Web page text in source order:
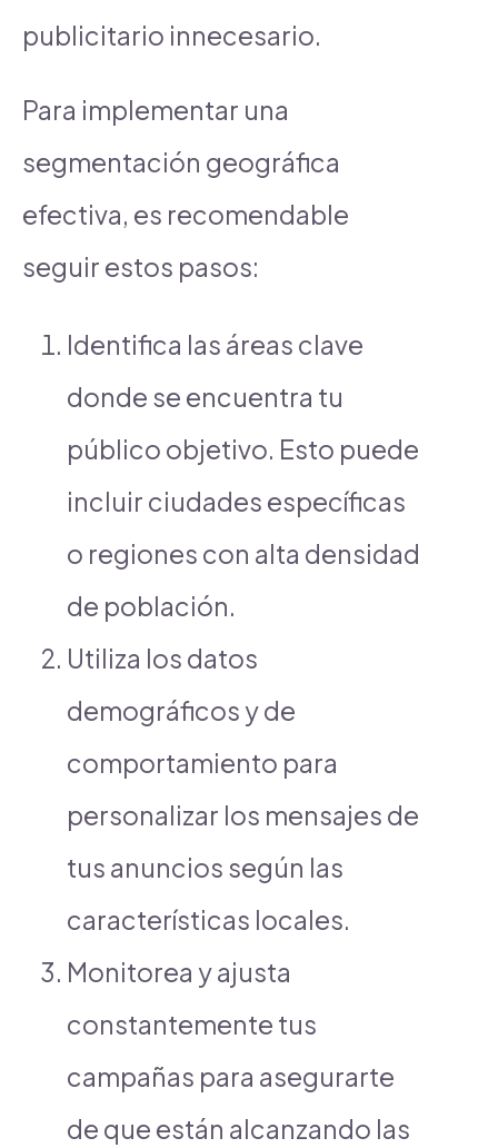
publicitario innecesario.
Para implementar una
segmentación geográfica
efectiva, es recomendable
seguir estos pasos:
Identifica las áreas clave
donde se encuentra tu
público objetivo. Esto puede
incluir ciudades específicas
o regiones con alta densidad
de población.
Utiliza los datos
demográficos y de
comportamiento para
personalizar los mensajes de
tus anuncios según las
características locales.
Monitorea y ajusta
constantemente tus
campañas para asegurarte
de que están alcanzando las